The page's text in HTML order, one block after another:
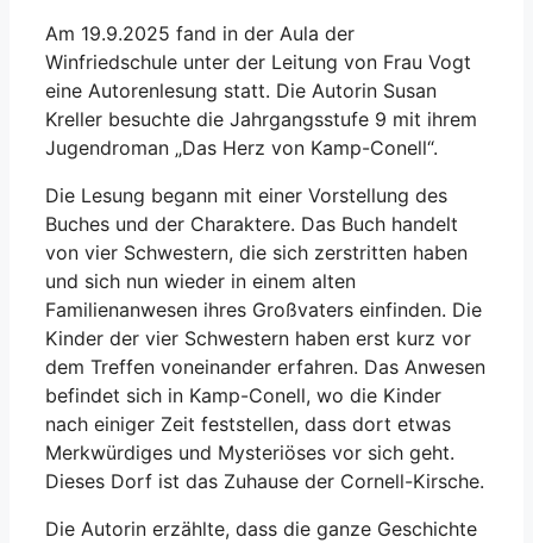
Am 19.9.2025 fand in der Aula der
Winfriedschule unter der Leitung von Frau Vogt
eine Autorenlesung statt. Die Autorin Susan
Kreller besuchte die Jahrgangsstufe 9 mit ihrem
Jugendroman „Das Herz von Kamp-Conell“.
Die Lesung begann mit einer Vorstellung des
Buches und der Charaktere. Das Buch handelt
von vier Schwestern, die sich zerstritten haben
und sich nun wieder in einem alten
Familienanwesen ihres Großvaters einfinden. Die
Kinder der vier Schwestern haben erst kurz vor
dem Treffen voneinander erfahren. Das Anwesen
befindet sich in Kamp-Conell, wo die Kinder
nach einiger Zeit feststellen, dass dort etwas
Merkwürdiges und Mysteriöses vor sich geht.
Dieses Dorf ist das Zuhause der Cornell-Kirsche.
Die Autorin erzählte, dass die ganze Geschichte